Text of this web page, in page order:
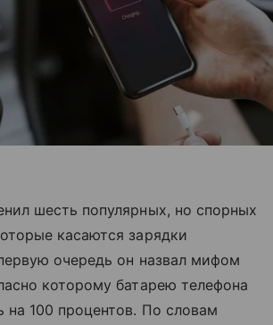
шесть популярных, но спорных
касаются зарядки
очередь он назвал мифом
которому батарею телефона
на 100 процентов. По словам